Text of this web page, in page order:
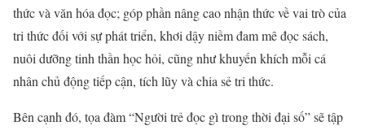
thức và văn hóa đọc; góp phần nâng cao nhận thức về vai trò của
tri thức đối với sự phát triển, khơi dậy niềm đam mê đọc sách,
nuôi dưỡng tinh thần học hỏi, cũng như khuyến khích mỗi cá
nhân chủ động tiếp cận, tích lũy và chia sẻ tri thức.
Bên cạnh đó, tọa đàm “Người trẻ đọc gì trong thời đại số” sẽ tập